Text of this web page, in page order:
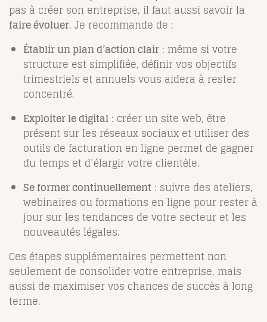
pas à créer son entreprise, il faut aussi savoir la
faire évoluer. Je recommande de :
Établir un plan d’action clair : même si votre
structure est simplifiée, définir vos objectifs
trimestriels et annuels vous aidera à rester
concentré.
Exploiter le digital : créer un site web, être
présent sur les réseaux sociaux et utiliser des
outils de facturation en ligne permet de gagner
du temps et d’élargir votre clientèle.
Se former continuellement : suivre des ateliers,
webinaires ou formations en ligne pour rester à
jour sur les tendances de votre secteur et les
nouveautés légales.
Ces étapes supplémentaires permettent non
seulement de consolider votre entreprise, mais
aussi de maximiser vos chances de succès à long
terme.